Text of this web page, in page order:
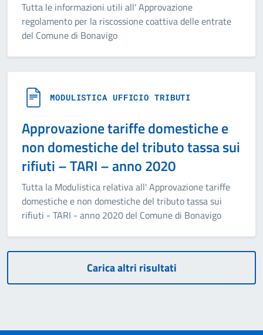
Tutta le informazioni utili all' Approvazione
regolamento per la riscossione coattiva delle entrate
del Comune di Bonavigo
MODULISTICA UFFICIO TRIBUTI
Approvazione tariffe domestiche e
non domestiche del tributo tassa sui
rifiuti – TARI – anno 2020
Tutta la Modulistica relativa all' Approvazione tariffe
domestiche e non domestiche del tributo tassa sui
rifiuti - TARI - anno 2020 del Comune di Bonavigo
Carica altri risultati